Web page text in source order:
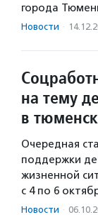
города
Новости ·
на тему
в
Очередная
поддержки
жизненной
с 4 по 6
Новости ·